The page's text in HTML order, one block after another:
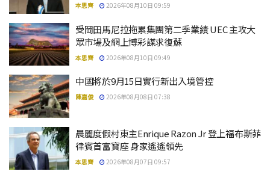
本思齊 2026年08月10日 09:59
受岡田馬尼拉拖累集團第二季業績 UEC 主攻大
眾市場及網上博彩謀求復蘇
本思齊 2026年08月10日 09:49
中國將於9月15日實行新出入境管控
陳嘉俊 2026年08月08日 07:38
晨麗度假村東主Enrique Razon Jr 登上福布斯菲
律賓首富寶座 身家遙遙領先
本思齊 2026年08月07日 09:57